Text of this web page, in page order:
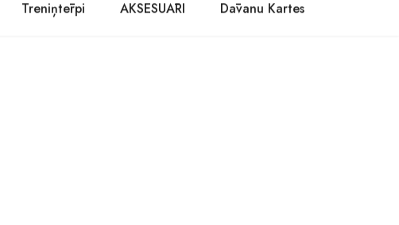
Treniņtērpi AKSESUĀRI Dāvanu Kartes